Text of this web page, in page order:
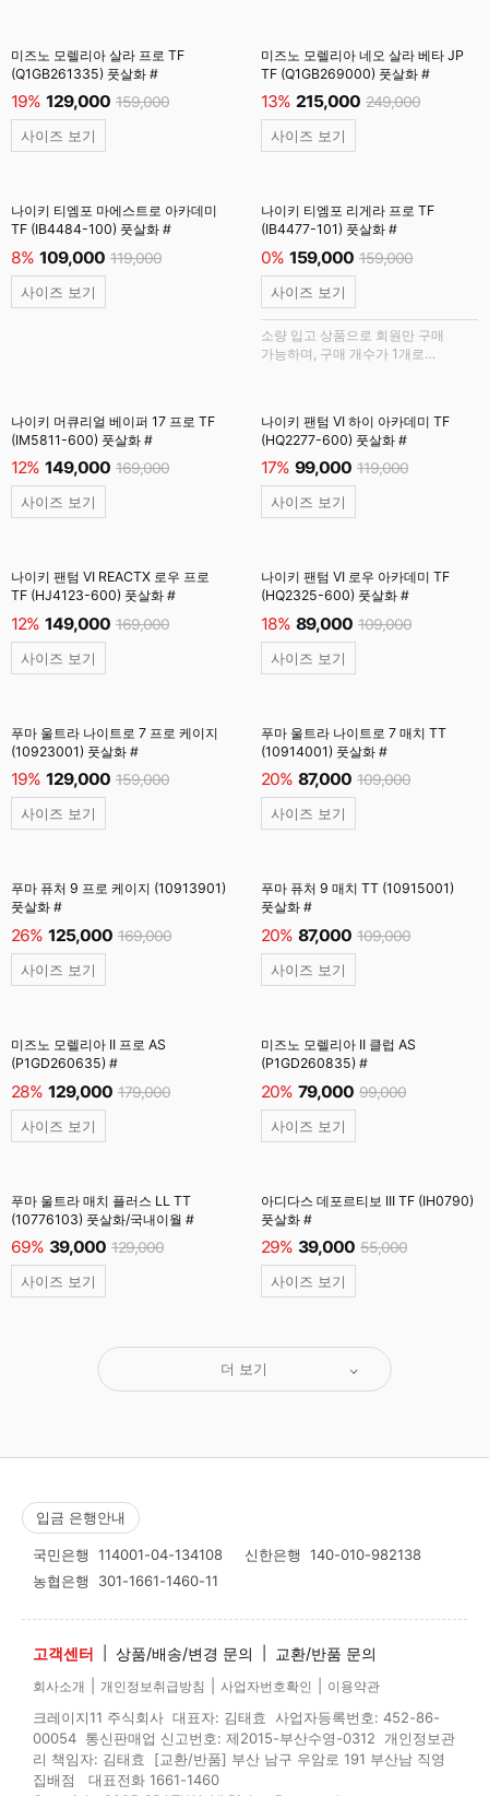
미즈노 모렐리아 살라 프로 TF
(Q1GB261335) 풋살화 #
19% 129,000 159,000
사이즈 보기
미즈노 모렐리아 네오 살라 베타 JP
TF (Q1GB269000) 풋살화 #
13% 215,000 249,000
사이즈 보기
나이키 티엠포 마에스트로 아카데미
TF (IB4484-100) 풋살화 #
8% 109,000 119,000
사이즈 보기
나이키 티엠포 리게라 프로 TF
(IB4477-101) 풋살화 #
0% 159,000 159,000
사이즈 보기
소량 입고 상품으로 회원만 구매
가능하며, 구매 개수가 1개로
나이키 머큐리얼 베이퍼 17 프로 TF
(IM5811-600) 풋살화 #
12% 149,000 169,000
사이즈 보기
나이키 팬텀 VI 하이 아카데미 TF
(HQ2277-600) 풋살화 #
17% 99,000 119,000
사이즈 보기
나이키 팬텀 VI REACTX 로우 프로
TF (HJ4123-600) 풋살화 #
12% 149,000 169,000
사이즈 보기
나이키 팬텀 VI 로우 아카데미 TF
(HQ2325-600) 풋살화 #
18% 89,000 109,000
사이즈 보기
푸마 울트라 나이트로 7 프로 케이지
(10923001) 풋살화 #
19% 129,000 159,000
사이즈 보기
푸마 울트라 나이트로 7 매치 TT
(10914001) 풋살화 #
20% 87,000 109,000
사이즈 보기
푸마 퓨처 9 프로 케이지 (10913901)
풋살화 #
26% 125,000 169,000
사이즈 보기
푸마 퓨처 9 매치 TT (10915001)
풋살화 #
20% 87,000 109,000
사이즈 보기
미즈노 모렐리아 II 프로 AS
(P1GD260635) #
28% 129,000 179,000
사이즈 보기
미즈노 모렐리아 II 클럽 AS
(P1GD260835) #
20% 79,000 99,000
사이즈 보기
푸마 울트라 매치 플러스 LL TT
(10776103) 풋살화/국내이월 #
69% 39,000 129,000
사이즈 보기
아디다스 데포르티보 III TF (IH0790)
풋살화 #
29% 39,000 55,000
사이즈 보기
더 보기
입금 은행안내
국민은행 114001-04-134108 신한은행 140-010-982138
농협은행 301-1661-1460-11
고객센터 상품/배송/변경 문의 교환/반품 문의
회사소개 개인정보취급방침 사업자번호확인 이용약관
크레이지11 주식회사 대표자: 김태효 사업자등록번호: 452-86-
00054 통신판매업 신고번호: 제2015-부산수영-0312 개인정보관
리 책임자: 김태효 [교환/반품] 부산 남구 우암로 191 부산남 직영
집배점 대표전화 1661-1460